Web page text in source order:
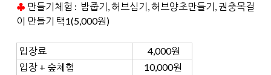
♣ 만들기체험 : 밤줍기, 허브심기,허브양초만들기, 권충목걸
이 만들기 택1(5,000원)
입장료
4,000원
입장 + 숲체험
10,000원